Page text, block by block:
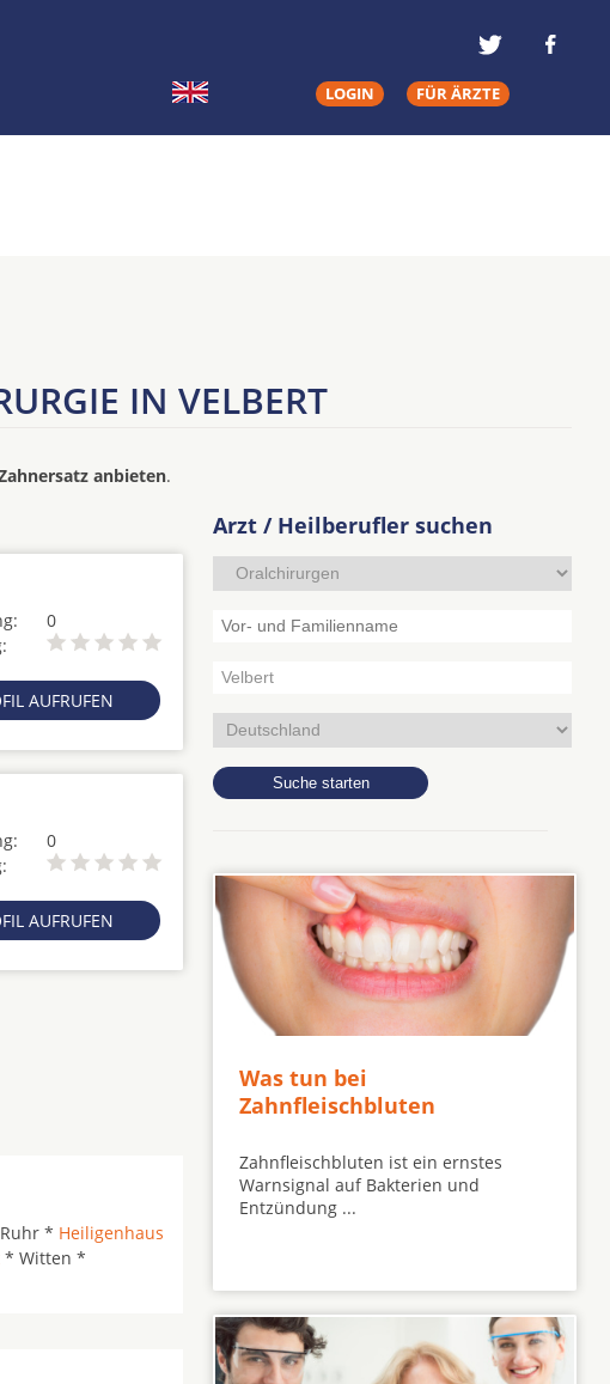
LOGIN FÜR ÄRZTE
IN VELBERT
anbieten.
0
AUFRUFEN
0
AUFRUFEN
* Heiligenhaus
* Witten *
Arzt / Heilberufler suchen
Was tun bei
Zahnfleischbluten
Zahnfleischbluten ist ein ernstes
Warnsignal auf Bakterien und
Entzündung ...